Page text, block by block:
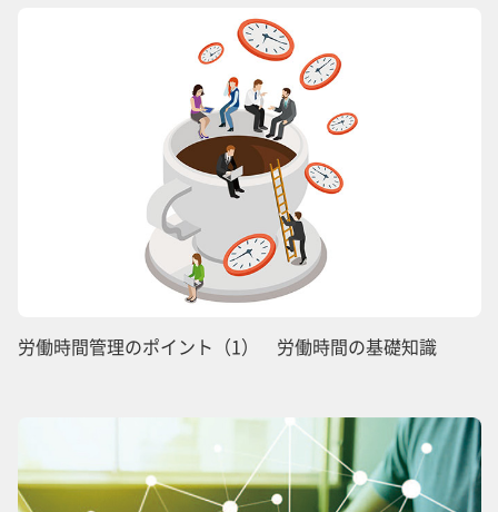
労働時間管理のポイント（1） 労働時間の基礎知識